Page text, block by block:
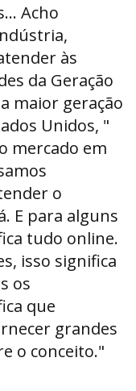
Acho
às
da Geração
maior geração
Unidos, "
mercado em
o
E para alguns
tudo online.
isso significa
os
que
grandes
o conceito."